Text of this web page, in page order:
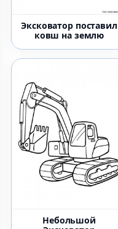
Эксковатор поставил
ковш на землю
Небольшой